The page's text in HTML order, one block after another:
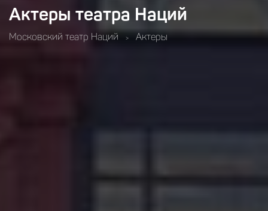
Актеры театра Наций
Московский театр Наций > Актеры